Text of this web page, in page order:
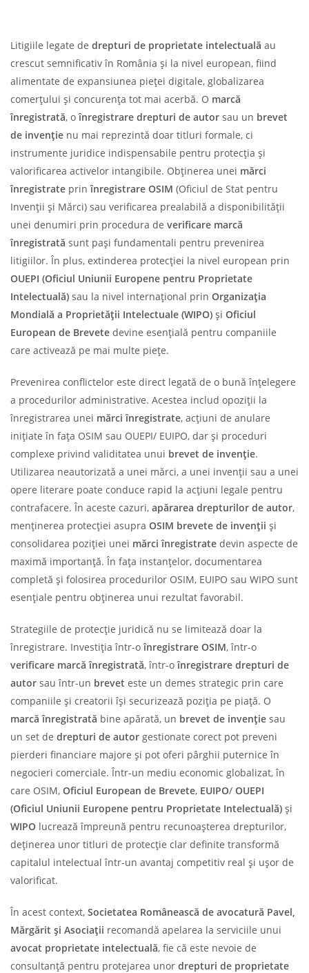
Litigiile legate de drepturi de proprietate intelectuală au
crescut semnificativ în România și la nivel european, fiind
alimentate de expansiunea pieței digitale, globalizarea
comerțului și concurența tot mai acerbă. O marcă
înregistrată, oînregistrare drepturi de autor sau un brevet
de invenție nu mai reprezintă doar titluri formale, ci
instrumente juridice indispensabile pentru protecția și
valorificarea activelor intangibile. Obținerea unei mărci
înregistrate prinînregistrare OSIM (Oficiul de Stat pentru
Invenții și Mărci) sau verificarea prealabilă a disponibilității
unei denumiri prin procedura de verificare marcă
înregistrată sunt pași fundamentali pentru prevenirea
litigiilor. În plus, extinderea protecției la nivel european prin
OUEPI (Oficiul Uniunii Europene pentru Proprietate
Intelectuală) sau la nivel internațional prin Organizația
Mondială a Proprietății Intelectuale (WIPO) și Oficiul
European de Brevete devine esențială pentru companiile
care activează pe mai multe piețe.
Prevenirea conflictelor este direct legată de o bună înțelegere
a procedurilor administrative. Acestea includ opoziții la
înregistrarea unei mărci înregistrate, acțiuni de anulare
inițiate în fața OSIM sau OUEPI/ EUIPO, dar și proceduri
complexe privind validitatea unui brevet de invenție.
Utilizarea neautorizată a unei mărci, a unei invenții sau a unei
opere literare poate conduce rapid la acțiuni legale pentru
contrafacere. În aceste cazuri, apărarea drepturilor de autor,
menținerea protecției asupra OSIM brevete de invenții și
consolidarea poziției unei mărci înregistrate devin aspecte de
maximă importanță. În fața instanțelor, documentarea
completă și folosirea procedurilor OSIM, EUIPO sau WIPO sunt
esențiale pentru obținerea unui rezultat favorabil.
Strategiile de protecție juridică nu se limitează doar la
înregistrare. Investiția într-oînregistrare OSIM, într-o
verificare marcă înregistrată, într-oînregistrare drepturi de
autor sau într-un brevet este un demes strategic prin care
companiile și creatorii își securizează poziția pe piață. O
marcă înregistrată bine apărată, un brevet de invenție sau
un set de drepturi de autor gestionate corect pot preveni
pierderi financiare majore și pot oferi pârghii puternice în
negocieri comerciale. Într-un mediu economic globalizat, în
care OSIM, Oficiul European de Brevete, EUIPO/ OUEPI
(Oficiul Uniunii Europene pentru Proprietate Intelectuală) și
WIPO lucrează împreună pentru recunoașterea drepturilor,
deținerea unor titluri de protecție clar definite transformă
capitalul intelectual într-un avantaj competitiv real și ușor de
valorificat.
În acest context, Societatea Românească de avocatură Pavel,
Mărgărit și Asociații recomandă apelarea la serviciile unui
avocat proprietate intelectuală, fie că este nevoie de
consultanță pentru protejarea unor drepturi de proprietate